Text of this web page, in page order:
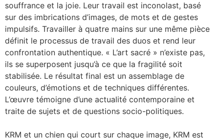
souffrance et la joie. Leur travail est inconolast, basé
sur des imbrications d’images, de mots et de gestes
impulsifs. Travailler à quatre mains sur une même pièce
définit le processus de travail des duos et rend leur
confrontation authentique. « L’art sacré » n’existe pas,
ils se superposent jusqu’à ce que la fragilité soit
stabilisée. Le résultat final est un assemblage de
couleurs, d’émotions et de techniques différentes.
L’œuvre témoigne d’une actualité contemporaine et
traite de sujets et de questions socio-politiques.
KRM et un chien qui court sur chaque image, KRM est